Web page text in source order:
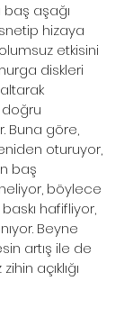
aşağı
hizaya
etkisini
diskleri
Buna göre,
oturuyor,
baş
böylece
hafifliyor,
Beyne
artış ile de
açıklığı